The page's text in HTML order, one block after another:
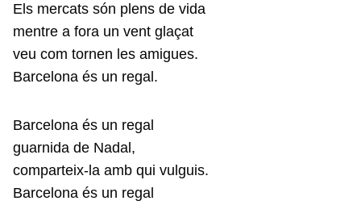
Els mercats són plens de vida
mentre a fora un vent glaçat
veu com tornen les amigues.
Barcelona és un regal.
Barcelona és un regal
guarnida de Nadal,
comparteix-la amb qui vulguis.
Barcelona és un regal